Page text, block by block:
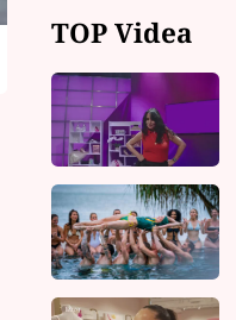
TOP Videa